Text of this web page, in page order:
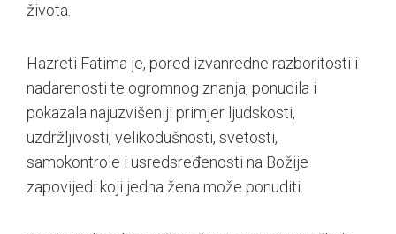
života.
Hazreti Fatima je, pored izvanredne razboritosti i
nadarenosti te ogromnog znanja, ponudila i
pokazala najuzvišeniji primjer ljudskosti,
uzdržljivosti, velikodušnosti, svetosti,
samokontrole i usredsređenosti na Božije
zapovijedi koji jedna žena može ponuditi.